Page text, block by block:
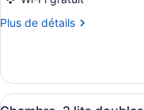
mobilité
réduite,
de
(Arlo)
Plus de détails
Plus
Suite
(Arlo)
Afficher